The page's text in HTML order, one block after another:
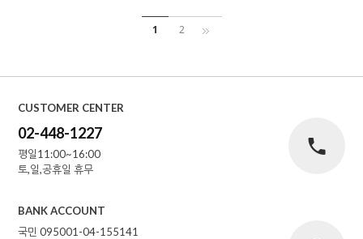
1 2
CUSTOMER CENTER
02-448-1227
평일11:00~16:00
토,일,공휴일 휴무
BANK ACCOUNT
국민 095001-04-155141